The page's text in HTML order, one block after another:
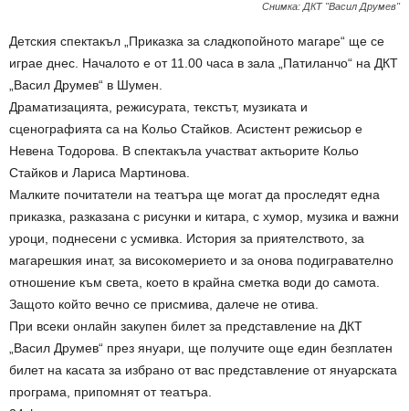
Снимка: ДКТ "Васил Друмев"
Детския спектакъл „Приказка за сладкопойното магаре“ ще се
играе днес. Началото е от 11.00 часа в зала „Патиланчо“ на ДКТ
„Васил Друмев“ в Шумен.
Драматизацията, режисурата, текстът, музиката и
сценографията са на Кольо Стайков. Асистент режисьор е
Невена Тодорова. В спектакъла участват актьорите Кольо
Стайков и Лариса Мартинова.
Малките почитатели на театъра ще могат да проследят една
приказка, разказана с рисунки и китара, с хумор, музика и важни
уроци, поднесени с усмивка. История за приятелството, за
магaрешкия инат, за високомерието и за онова подигравателно
отношение към света, което в крайна сметка води до самота.
Защото който вечно се присмива, далече не отива.
При всеки онлайн закупен билет за представление на ДКТ
„Васил Друмев“ през януари, ще получите още един безплатен
билет на касата за избрано от вас представление от януарската
програма, припомнят от театъра.